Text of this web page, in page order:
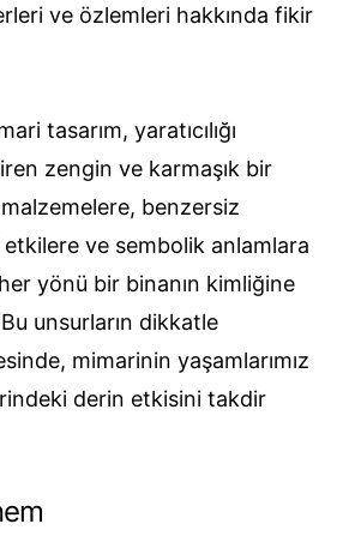
ve özlemleri hakkında fikir
tasarım, yaratıcılığı
zengin ve karmaşık bir
malzemelere, benzersiz
ve sembolik anlamlara
yönü bir binanın kimliğine
unsurların dikkatle
mimarinin yaşamlarımız
derin etkisini takdir